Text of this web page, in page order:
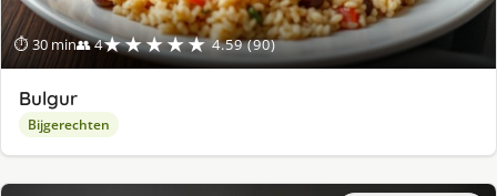
⏱ 30 min👥 4★★★★★ 4.59 (90)
Bulgur
Bijgerechten